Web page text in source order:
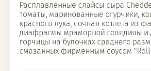
Расплавленные слайсы сыра
томаты, маринованные огурчики,
красного лука, сочная котлета из
диафрагмы мраморной говядины и
горчицы на булочках среднего
смазанных фирменным соусом